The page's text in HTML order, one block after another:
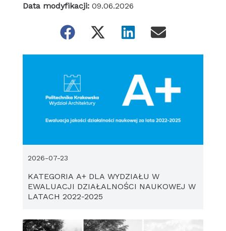
Data modyfikacji: 09.06.2026
KATEGORIA A+ DLA WYDZIAŁU W
EWALUACJI DZIAŁALNOŚCI NAUKOWEJ W
LATACH 2022-2025
2026-07-23